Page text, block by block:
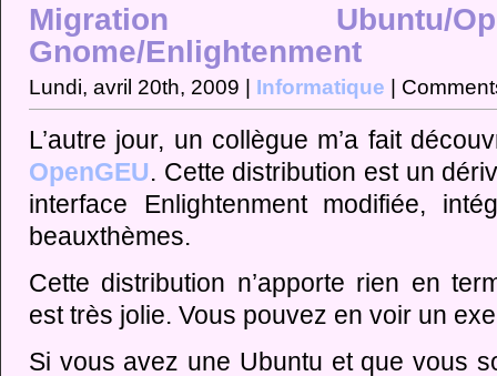
Migration Ubuntu/
Gnome/Enlightenment
Lundi, avril 20th, 2009 | Informatique
L’autre jour, un collègue m’a fait
OpenGEU. Cette distribution est un
interface Enlightenment modifiée,
beauxthèmes.
Cette distribution n’apporte rien en
est très jolie. Vous pouvez en voir un
Si vous avez une Ubuntu et que vous